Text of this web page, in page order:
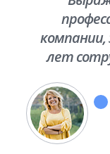
компании,
лет